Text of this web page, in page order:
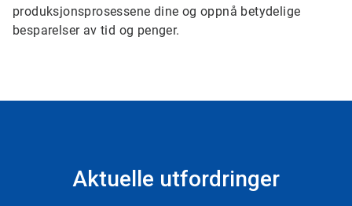
produksjonsprosessene dine og oppnå betydelige
besparelser av tid og penger.
Aktuelle utfordringer